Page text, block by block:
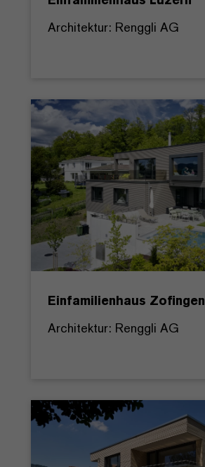
Architektur: Renggli AG
Einfamilienhaus Zofingen
Architektur: Renggli AG